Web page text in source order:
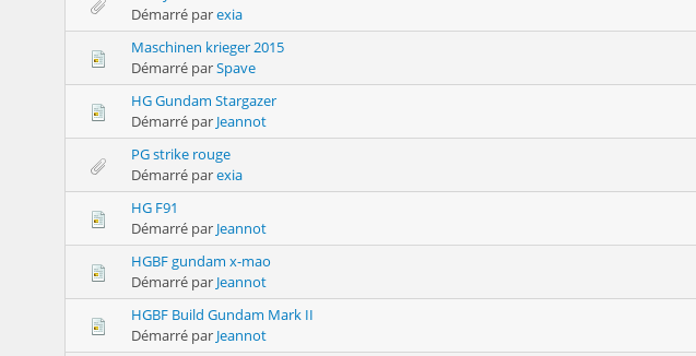
Démarré parexia
Maschinen krieger 2015
Démarré parSpave
HG Gundam Stargazer
Démarré par Jeannot
PG strike rouge
Démarré parexia
HG F91
Démarré par Jeannot
HGBF gundam x-mao
Démarré par Jeannot
HGBF Build Gundam Mark II
Démarré par Jeannot